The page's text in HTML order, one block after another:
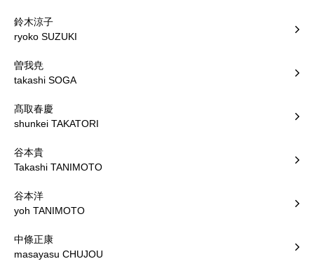
鈴木涼子
ryoko SUZUKI
曽我尭
takashi SOGA
髙取春慶
shunkei TAKATORI
谷本貴
Takashi TANIMOTO
谷本洋
yoh TANIMOTO
中條正康
masayasu CHUJOU